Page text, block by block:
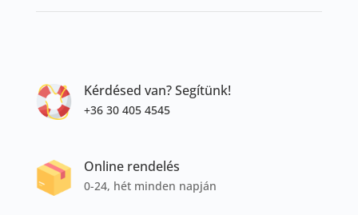
Kérdésed van? Segítünk!
+36 30 405 4545
Online rendelés
0-24, hét minden napján